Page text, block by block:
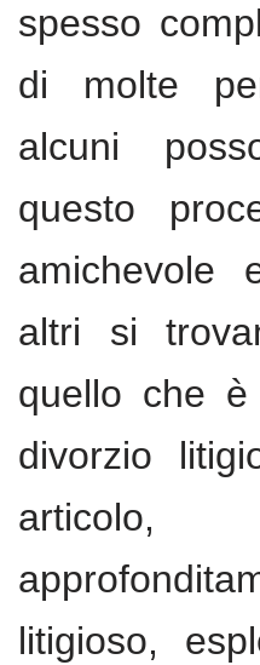
spesso
di molte
alcuni
questo
amichevole
altri si
quello che
divorzio
articolo,
litigioso,